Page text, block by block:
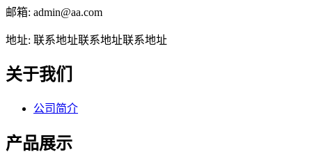
邮箱: admin@aa.com
地址: 联系地址联系地址联系地址
关于我们
公司简介
产品展示